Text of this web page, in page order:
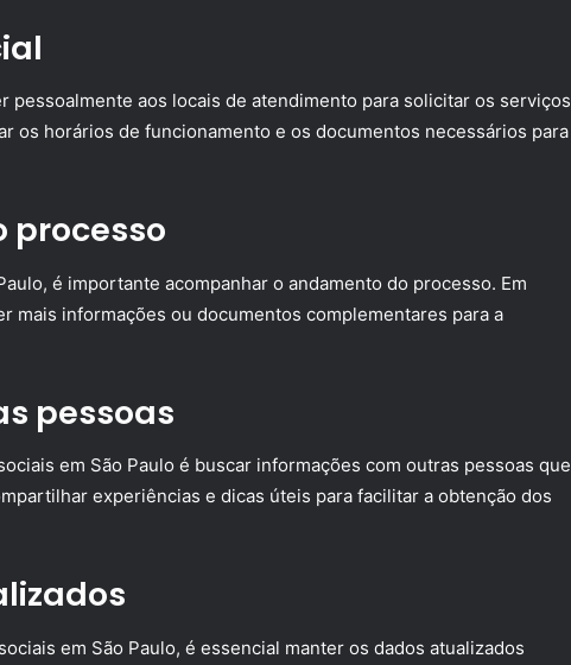
pessoalmente aos locais de atendimento para solicitar os serviços
os horários de funcionamento e os documentos necessários para
processo
é importante acompanhar o andamento do processo. Em
mais informações ou documentos complementares para a
pessoas
em São Paulo é buscar informações com outras pessoas que
experiências e dicas úteis para facilitar a obtenção dos
em São Paulo, é essencial manter os dados atualizados